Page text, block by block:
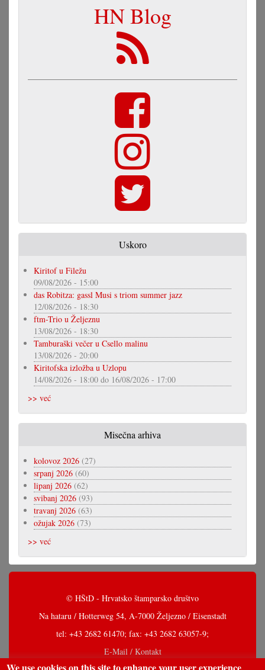
HN Blog
Uskoro
Kiritof u Filežu
09/08/2026 - 15:00
das Robitza: gassl Musi s triom summer jazz
12/08/2026 - 18:30
ftm-Trio u Željeznu
13/08/2026 - 18:30
Tamburaški večer u Csello malinu
13/08/2026 - 20:00
Kiritofska izložba u Uzlopu
14/08/2026 - 18:00 do 16/08/2026 - 17:00
>> već
Misečna arhiva
kolovoz 2026 (27)
srpanj 2026 (60)
lipanj 2026 (62)
svibanj 2026 (93)
travanj 2026 (63)
ožujak 2026 (73)
>> već
© HŠtD - Hrvatsko štamparsko društvo
Na hataru / Hotterweg 54, A-7000 Željezno / Eisenstadt
tel: +43 2682 61470; fax: +43 2682 63057-9;
E-Mail / Kontakt